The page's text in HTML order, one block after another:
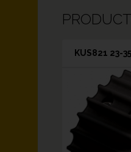
KUS821 23-35